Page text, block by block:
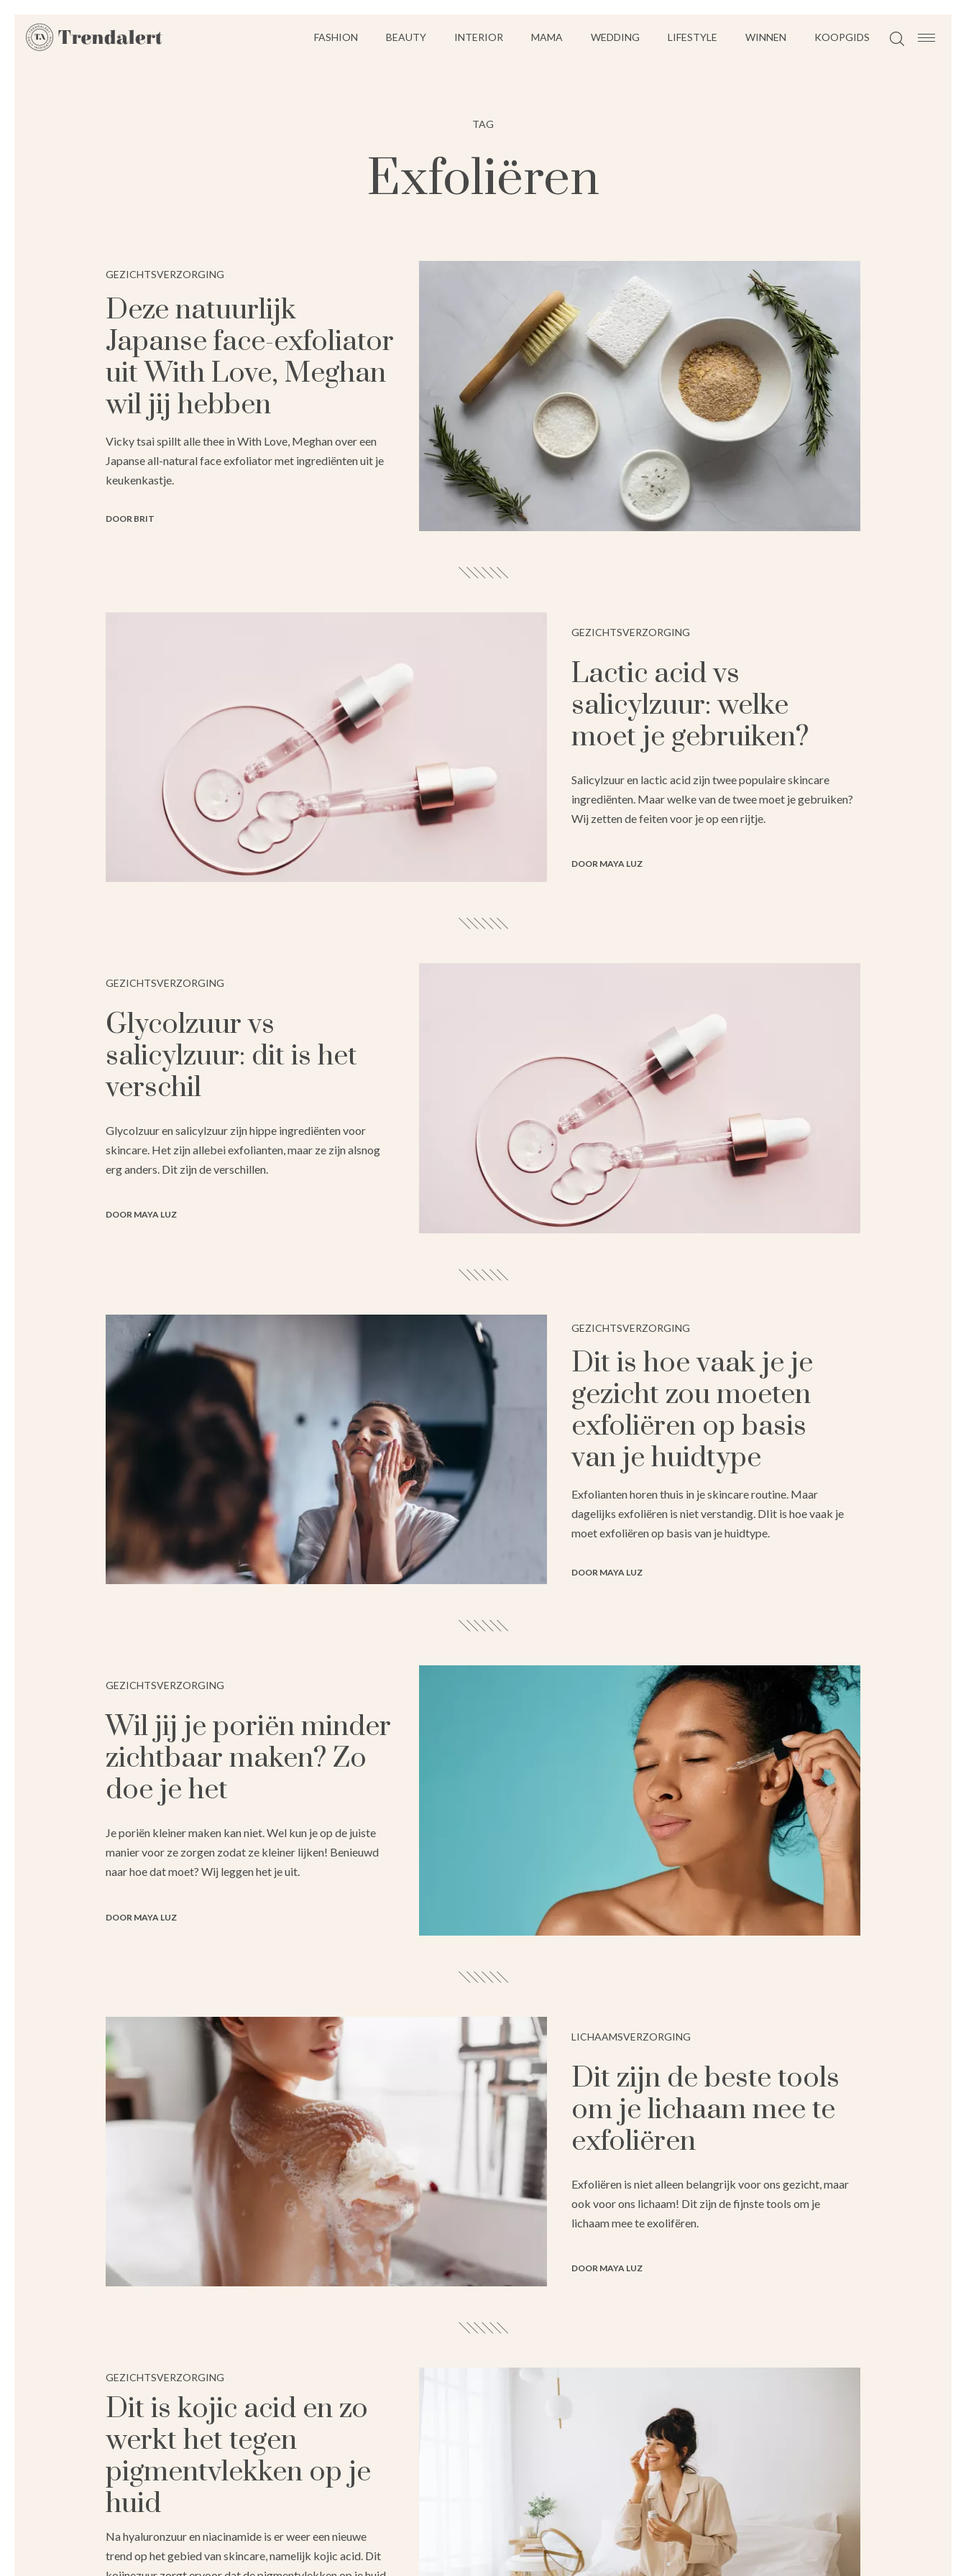
FASHION BEAUTY INTERIOR MAMA WEDDING LIFESTYLE WINNEN KOOPGIDS
TAG
Exfoliëren
GEZICHTSVERZORGING
Deze natuurlijk
Japanse face-exfoliator
uit With Love, Meghan
wil jij hebben
Vicky tsai spillt alle thee in With Love, Meghan over een
Japanse all-natural face exfoliator met ingrediënten uit je
keukenkastje.
DOOR BRIT
GEZICHTSVERZORGING
Lactic acid vs
salicylzuur: welke
moet je gebruiken?
Salicylzuur en lactic acid zijn twee populaire skincare
ingrediënten. Maar welke van de twee moet je gebruiken?
Wij zetten de feiten voor je op een rijtje.
DOOR MAYA LUZ
GEZICHTSVERZORGING
Glycolzuur vs
salicylzuur: dit is het
verschil
Glycolzuur en salicylzuur zijn hippe ingrediënten voor
skincare. Het zijn allebei exfolianten, maar ze zijn alsnog
erg anders. Dit zijn de verschillen.
DOOR MAYA LUZ
GEZICHTSVERZORGING
Dit is hoe vaak je je
gezicht zou moeten
exfoliëren op basis
van je huidtype
Exfolianten horen thuis in je skincare routine. Maar
dagelijks exfoliëren is niet verstandig. DIit is hoe vaak je
moet exfoliëren op basis van je huidtype.
DOOR MAYA LUZ
GEZICHTSVERZORGING
Wil jij je poriën minder
zichtbaar maken? Zo
doe je het
Je poriën kleiner maken kan niet. Wel kun je op de juiste
manier voor ze zorgen zodat ze kleiner lijken! Benieuwd
naar hoe dat moet? Wij leggen het je uit.
DOOR MAYA LUZ
LICHAAMSVERZORGING
Dit zijn de beste tools
om je lichaam mee te
exfoliëren
Exfoliëren is niet alleen belangrijk voor ons gezicht, maar
ook voor ons lichaam! Dit zijn de fijnste tools om je
lichaam mee te exolifëren.
DOOR MAYA LUZ
GEZICHTSVERZORGING
Dit is kojic acid en zo
werkt het tegen
pigmentvlekken op je
huid
Na hyaluronzuur en niacinamide is er weer een nieuwe
trend op het gebied van skincare, namelijk kojic acid. Dit